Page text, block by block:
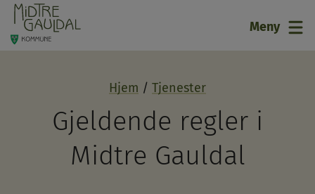
21 Meny
Hjem Tjenester
Gjeldende regler i
Midtre Gauldal